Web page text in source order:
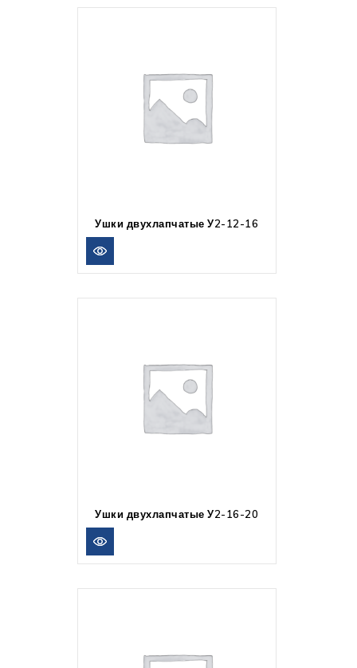
Ушки двухлапчатые У2-12-16
Ушки двухлапчатые У2-16-20